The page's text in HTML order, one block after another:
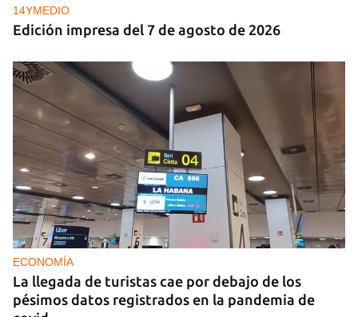
14YMEDIO
Edición impresa del 7 de agosto de 2026
ECONOMÍA
La llegada de turistas cae por debajo de los
pésimos datos registrados en la pandemia de